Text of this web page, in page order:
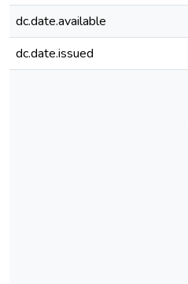
dc.date.available
dc.date.issued